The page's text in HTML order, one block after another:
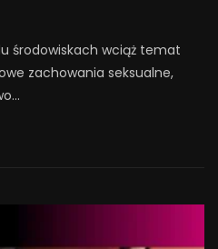
środowiskach wciąż temat
zachowania seksualne,